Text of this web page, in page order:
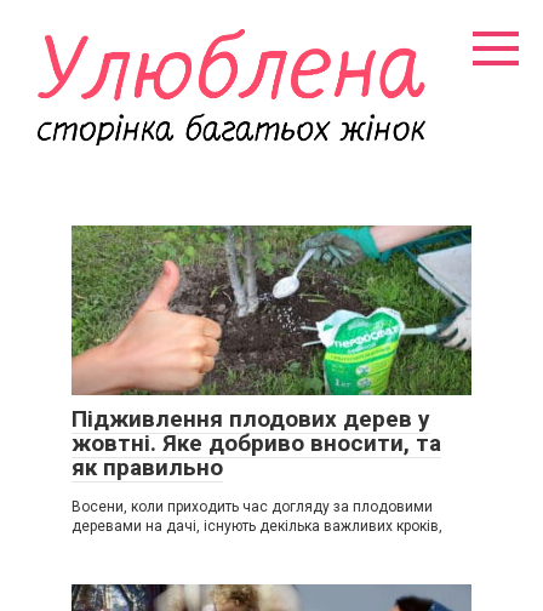
контенту
Підживлення плодових дерев у
жовтні. Яке добриво вносити, та
як правильно
Восени, коли приходить час догляду за плодовими
деревами на дачі, існують декілька важливих кроків,